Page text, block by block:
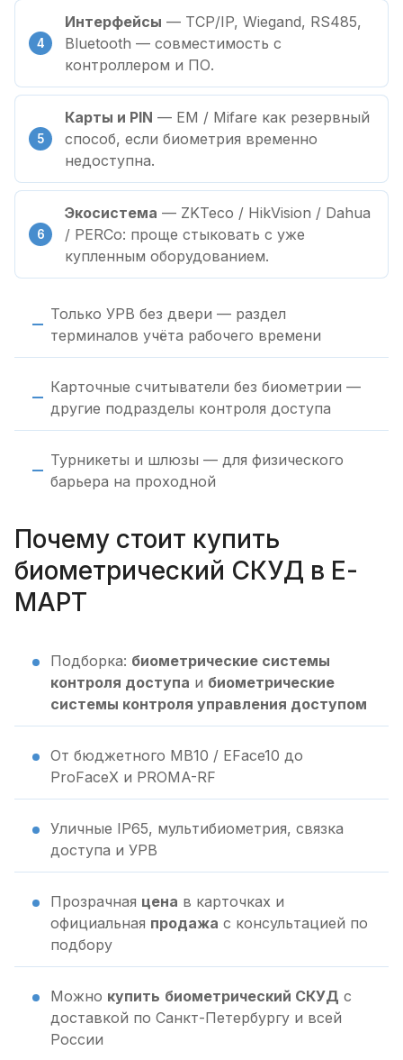
Интерфейсы — TCP/IP, Wiegand, RS485,
Bluetooth — совместимость с
контроллером и ПО.
Карты и PIN — EM / Mifare как резервный
способ, если биометрия временно
недоступна.
Экосистема — ZKTeco / HikVision / Dahua
/ PERCo: проще стыковать с уже
купленным оборудованием.
Только УРВ без двери — раздел
терминалов учёта рабочего времени
Карточные считыватели без биометрии —
другие подразделы контроля доступа
Турникеты и шлюзы — для физического
барьера на проходной
Почему стоит купить
биометрический СКУД в Е-
МАРТ
Подборка: биометрические системы
контроля доступа и биометрические
системы контроля управления доступом
От бюджетного MB10 / EFace10 до
ProFaceX и PROMA-RF
Уличные IP65, мультибиометрия, связка
доступа и УРВ
Прозрачная цена в карточках и
официальная продажа с консультацией по
подбору
Можно купить биометрический СКУД с
доставкой по Санкт-Петербургу и всей
России